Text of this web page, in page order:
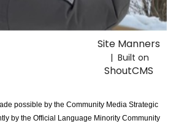
Site Manners
| Built on
ShoutCMS
possible by the Community Media Strategic
by the Official Language Minority Community